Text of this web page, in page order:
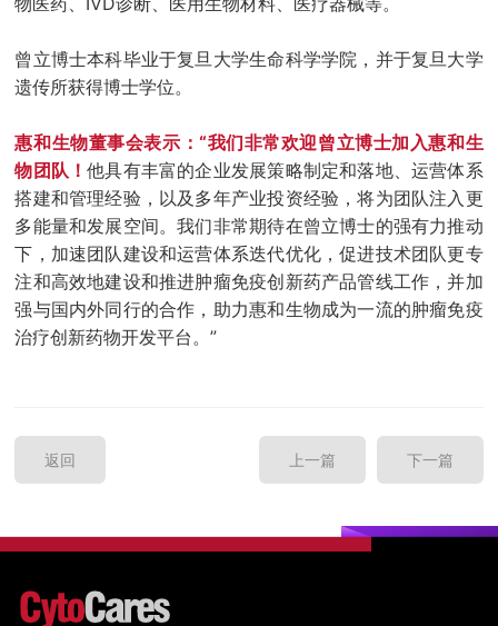
曾立博士本科毕业于复旦大学生命科学学院，并于复旦大学
遗传所获得博士学位。
惠和生物董事会表示：“我们非常欢迎曾立博士加入惠和生
物团队！他具有丰富的企业发展策略制定和落地、运营体系
搭建和管理经验，以及多年产业投资经验，将为团队注入更
多能量和发展空间。我们非常期待在曾立博士的强有力推动
下，加速团队建设和运营体系迭代优化，促进技术团队更专
注和高效地建设和推进肿瘤免疫创新药产品管线工作，并加
强与国内外同行的合作，助力惠和生物成为一流的肿瘤免疫
治疗创新药物开发平台。”
返回 下一篇
上一篇